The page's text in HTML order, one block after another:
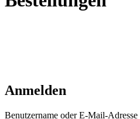
Anmelden
Benutzername oder E-Mail-Adresse